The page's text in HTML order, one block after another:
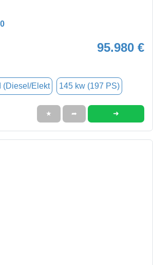
95.980 €
(Diesel/Elekt 145 kw (197 PS)
★ ➦ ➜